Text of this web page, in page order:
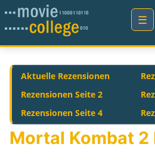
Aktuelle Rezensionen
Rezensionen Seite 2
Rezensionen Seite 4
Mortal Kombat